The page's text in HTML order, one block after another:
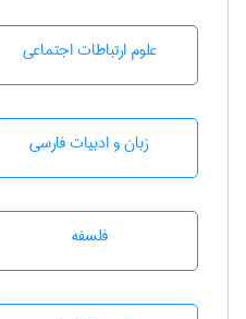
علوم ارتباطات اجتماعی
زبان و ادبيات فارسی
فلسفه